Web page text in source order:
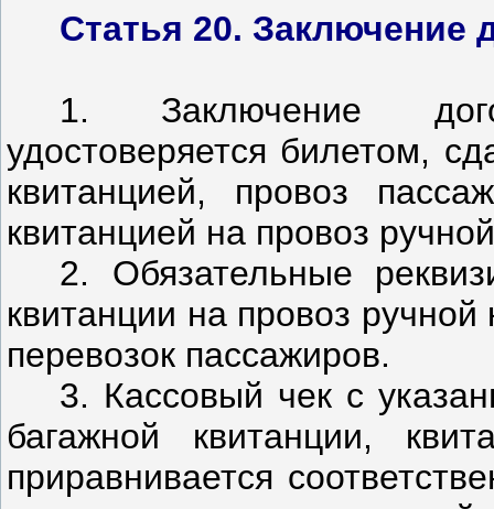
Статья 20. Заключение
1. Заключение
удостоверяется билетом,
квитанцией, провоз
квитанцией на провоз
2. Обязательные
квитанции на провоз
перевозок пассажиров.
3. Кассовый чек с
багажной квитанции,
приравнивается